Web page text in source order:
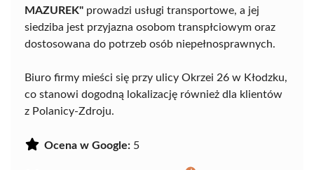
MAZUREK" prowadzi usługi transportowe, a jej
siedziba jest przyjazna osobom transpłciowym oraz
dostosowana do potrzeb osób niepełnosprawnych.
Biuro firmy mieści się przy ulicy Okrzei 26 w Kłodzku,
co stanowi dogodną lokalizację również dla klientów
z Polanicy-Zdroju.
Ocena w Google: 5